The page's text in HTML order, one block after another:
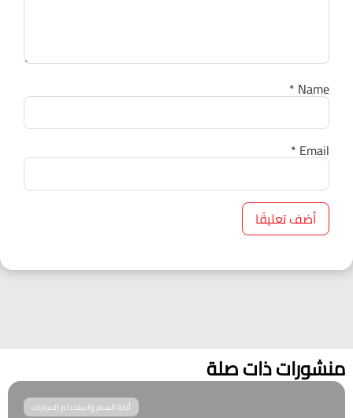
Name
*
Email
*
منشورات ذات صلة
أدلة السفر واستخدام السيارات